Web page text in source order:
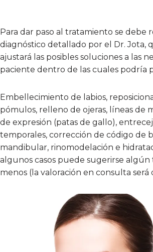
Para dar paso al tratamiento se debe
diagnóstico detallado por el Dr. Jota,
ajustará las posibles soluciones a las
paciente dentro de las cuales podría
Embellecimiento de labios,
pómulos, relleno de ojeras, líneas de
de expresión (patas de gallo),
temporales, corrección de código de
mandibular, rinomodelación e
algunos casos puede sugerirse algún
menos (la valoración en consulta